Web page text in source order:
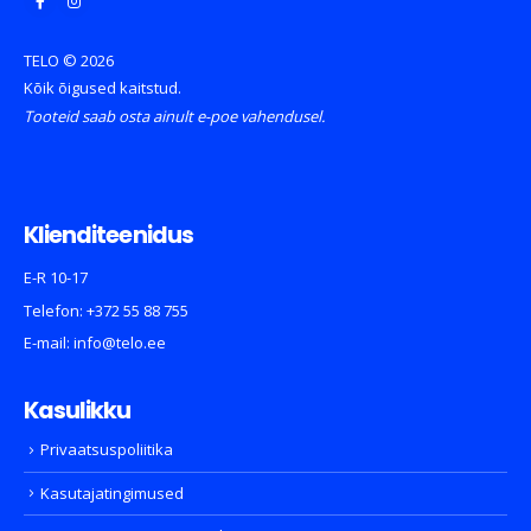
TELO © 2026
Kõik õigused kaitstud.
Tooteid saab osta ainult e-poe vahendusel.
Klienditeenidus
E-R 10-17
Telefon: +372 55 88 755
E-mail: info@telo.ee
Kasulikku
Privaatsuspoliitika
Kasutajatingimused